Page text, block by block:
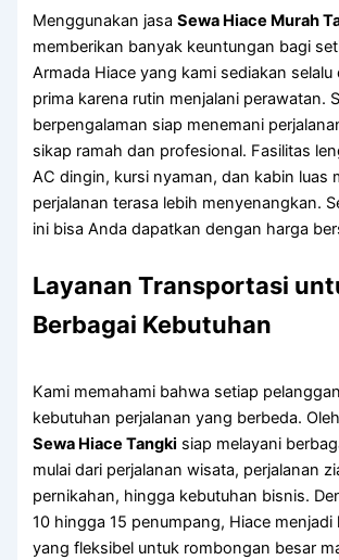
Menggunakan jasaSewa Hiace Murah
memberikan banyak keuntungan bagi
Armada Hiace yang kami sediakan
prima karena rutin menjalani perawatan.
berpengalaman siap menemani
sikap ramah dan profesional. Fasilitas
AC dingin, kursi nyaman, dan kabin luas
perjalanan terasa lebih menyenangkan.
ini bisa Anda dapatkan dengan harga
Layanan Transportasi
Berbagai Kebutuhan
Kami memahami bahwa setiap
kebutuhan perjalanan yang berbeda.
Sewa Hiace Tangki siap melayani
mulai dari perjalanan wisata, perjalanan
pernikahan, hingga kebutuhan bisnis.
10 hingga 15 penumpang, Hiace menjadi
yang fleksibel untuk rombongan besar